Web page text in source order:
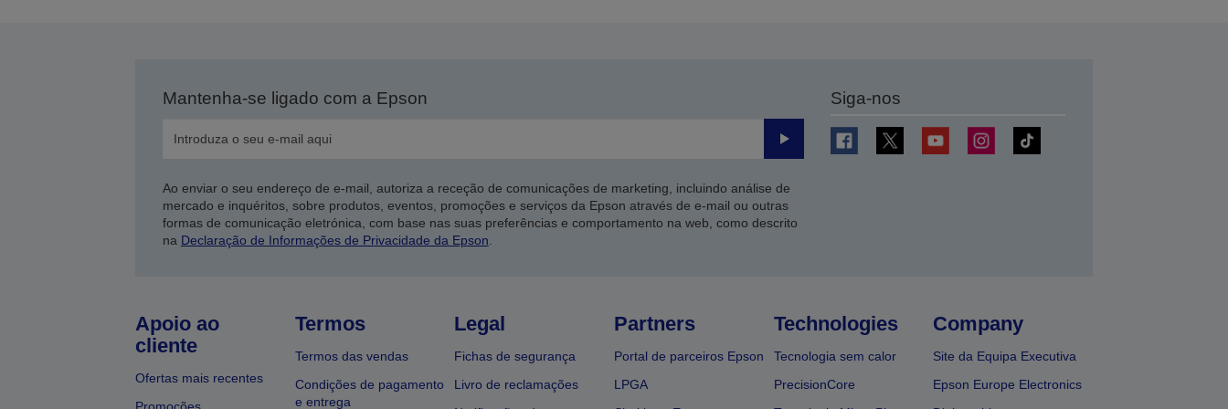
Mantenha-se ligado com a Epson
Enviar
Ao enviar o seu endereço de e-mail, autoriza a receção de comunicações de marketing, incluindo análise de
mercado e inquéritos, sobre produtos, eventos, promoções e serviços da Epson através de e-mail ou outras
formas de comunicação eletrónica, com base nas suas preferências e comportamento na web, como descrito
na Declaração de Informações de Privacidade da Epson.
Siga-nos
Apoio ao
cliente
Ofertas mais recentes
Termos
Termos das vendas
Condições de pagamento
e entrega
Legal
Fichas de segurança
Livro de reclamações
Partners
Portal de parceiros Epson
LPGA
Technologies
Tecnologia sem calor
PrecisionCore
Company
Site da Equipa Executiva
Epson Europe Electronics